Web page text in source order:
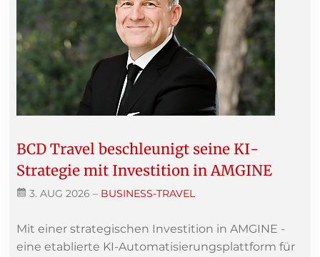
BCD Travel beschleunigt seine KI-
Strategie mit Investition in AMGINE
3. AUG 2026 – BUSINESS-TRAVEL
Mit einer strategischen Investition in AMGINE -
eine etablierte KI-Automatisierungsplattform für